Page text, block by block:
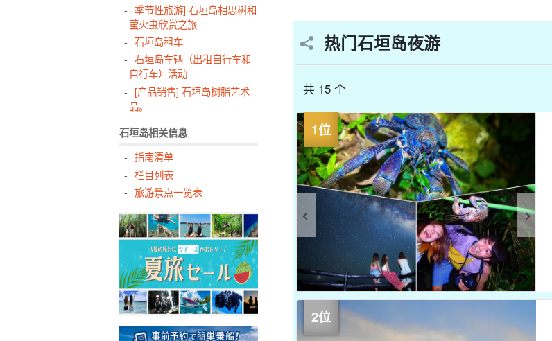
季节性旅游] 石垣岛相思树和
萤火虫欣赏之旅
石垣岛租车
石垣岛车辆（出租自行车和
自行车）活动
[产品销售] 石垣岛树脂艺术
品。
石垣岛相关信息
指南清单
栏目列表
旅游景点一览表
热门石垣岛夜游
共 15 个